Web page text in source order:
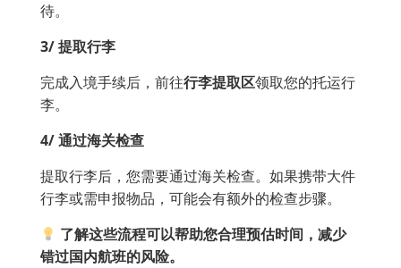
待。
3️/提取行李
完成入境手续后，前往行李提取区领取您的托运行
李。
4️/通过海关检查
提取行李后，您需要通过海关检查。如果携带大件
行李或需申报物品，可能会有额外的检查步骤。
了解这些流程可以帮助您合理预估时间，减少
错过国内航班的风险。